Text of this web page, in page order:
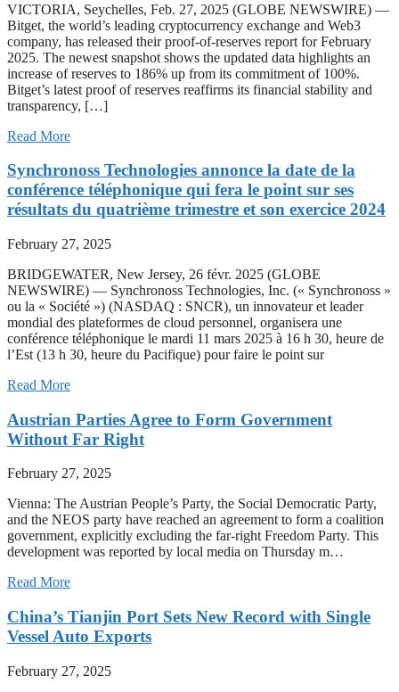
VICTORIA, Seychelles, Feb. 27, 2025 (GLOBE NEWSWIRE) —
Bitget, the world’s leading cryptocurrency exchange and Web3
company, has released their proof-of-reserves report for February
2025. The newest snapshot shows the updated data highlights an
increase of reserves to 186% up from its commitment of 100%.
Bitget’s latest proof of reserves reaffirms its financial stability and
transparency, […]
Read More
Synchronoss Technologies annonce la date de la
conférence téléphonique qui fera le point sur ses
résultats du quatrième trimestre et son exercice 2024
February 27, 2025
BRIDGEWATER, New Jersey, 26 févr. 2025 (GLOBE
NEWSWIRE) — Synchronoss Technologies, Inc. (« Synchronoss »
ou la « Société ») (NASDAQ : SNCR), un innovateur et leader
mondial des plateformes de cloud personnel, organisera une
conférence téléphonique le mardi 11 mars 2025 à 16 h 30, heure de
l’Est (13 h 30, heure du Pacifique) pour faire le point sur
Read More
Austrian Parties Agree to Form Government
Without Far Right
February 27, 2025
Vienna: The Austrian People’s Party, the Social Democratic Party,
and the NEOS party have reached an agreement to form a coalition
government, explicitly excluding the far-right Freedom Party. This
development was reported by local media on Thursday m…
Read More
China’s Tianjin Port Sets New Record with Single
Vessel Auto Exports
February 27, 2025